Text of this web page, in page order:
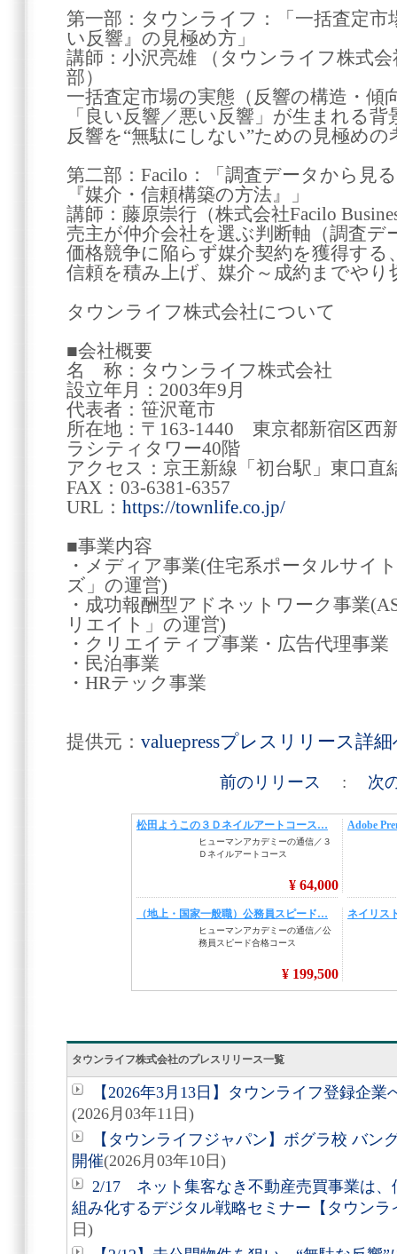
第一部：タウンライフ：「一括査定市
い反響』の見極め方」
講師：小沢亮雄 （タウンライフ株式
部）
一括査定市場の実態（反響の構造・傾
「良い反響／悪い反響」が生まれる背
反響を“無駄にしない”ための見極めの
第二部：Facilo：「調査データから見
『媒介・信頼構築の方法』」
講師：藤原崇行（株式会社Facilo
売主が仲介会社を選ぶ判断軸（調査デ
価格競争に陥らず媒介契約を獲得する
信頼を積み上げ、媒介～成約までやり
タウンライフ株式会社について
■会社概要
名 称：タウンライフ株式会社
設立年月：2003年9月
代表者：笹沢竜市
所在地：〒163-1440 東京都新宿区西
ラシティタワー40階
アクセス：京王新線「初台駅」東口直
FAX：03-6381-6357
URL： https://townlife.co.jp/
■事業内容
・メディア事業(住宅系ポータルサイ
ズ」の運営)
・成功報酬型アドネットワーク事業
リエイト」の運営)
・クリエイティブ事
・民泊
・HRテック事業
提供元： valuepressプレスリリース詳
前のリリース : 次
タウンライフ株式会社のプレスリリース一覧
【2026年3月13日】タウンライフ登録企
(2026月03年11日)
【タウンライフジャパン】ボグラ校 バン
開催(2026月03年10日)
2/17 ネット集客なき不動産売買事業は、
組み化するデジタル戦略セミナー【タウンラ
日)